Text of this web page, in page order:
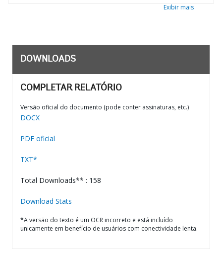
Exibir mais
DOWNLOADS
COMPLETAR RELATÓRIO
Versão oficial do documento (pode conter assinaturas, etc.)
DOCX
PDF oficial
TXT*
Total Downloads** : 158
Download Stats
*A versão do texto é um OCR incorreto e está incluído
unicamente em benefício de usuários com conectividade lenta.